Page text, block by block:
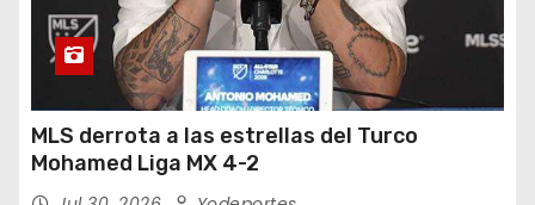
MLS derrota a las estrellas del Turco
Mohamed Liga MX 4-2